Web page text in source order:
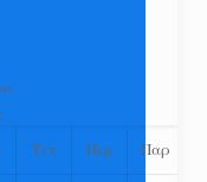
Τετ Πεμ Παρ